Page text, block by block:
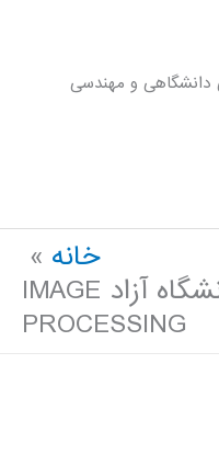
دانشگاهی و مهندسی
خانه
فیلم کلاس دانشگاه آزاد IMAGE
PROCESSING